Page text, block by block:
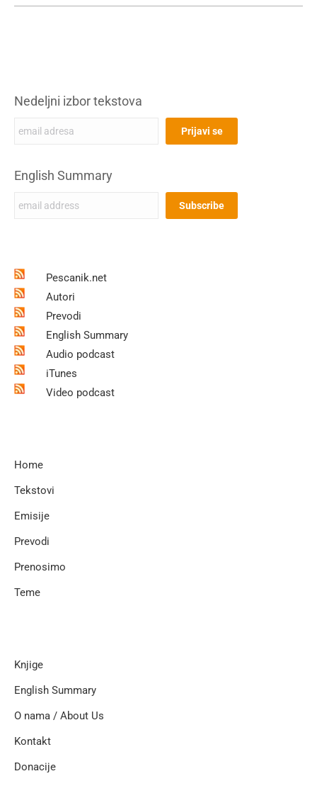
Nedeljni izbor tekstova
English Summary
Pescanik.net
Autori
Prevodi
English Summary
Audio podcast
iTunes
Video podcast
Home
Tekstovi
Emisije
Prevodi
Prenosimo
Teme
Knjige
English Summary
O nama / About Us
Kontakt
Donacije